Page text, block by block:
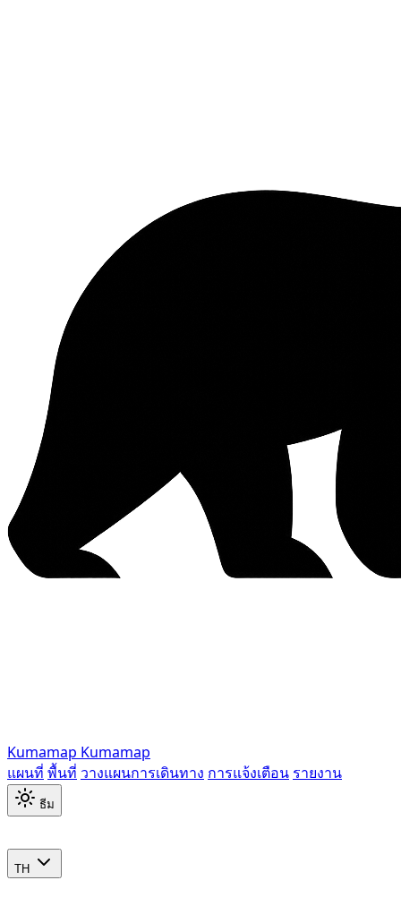
Kumamap Kumamap
แผนที่ พื้นที่ วางแผนการเดินทาง การแจ้งเตือน รายงาน
ธีม
TH